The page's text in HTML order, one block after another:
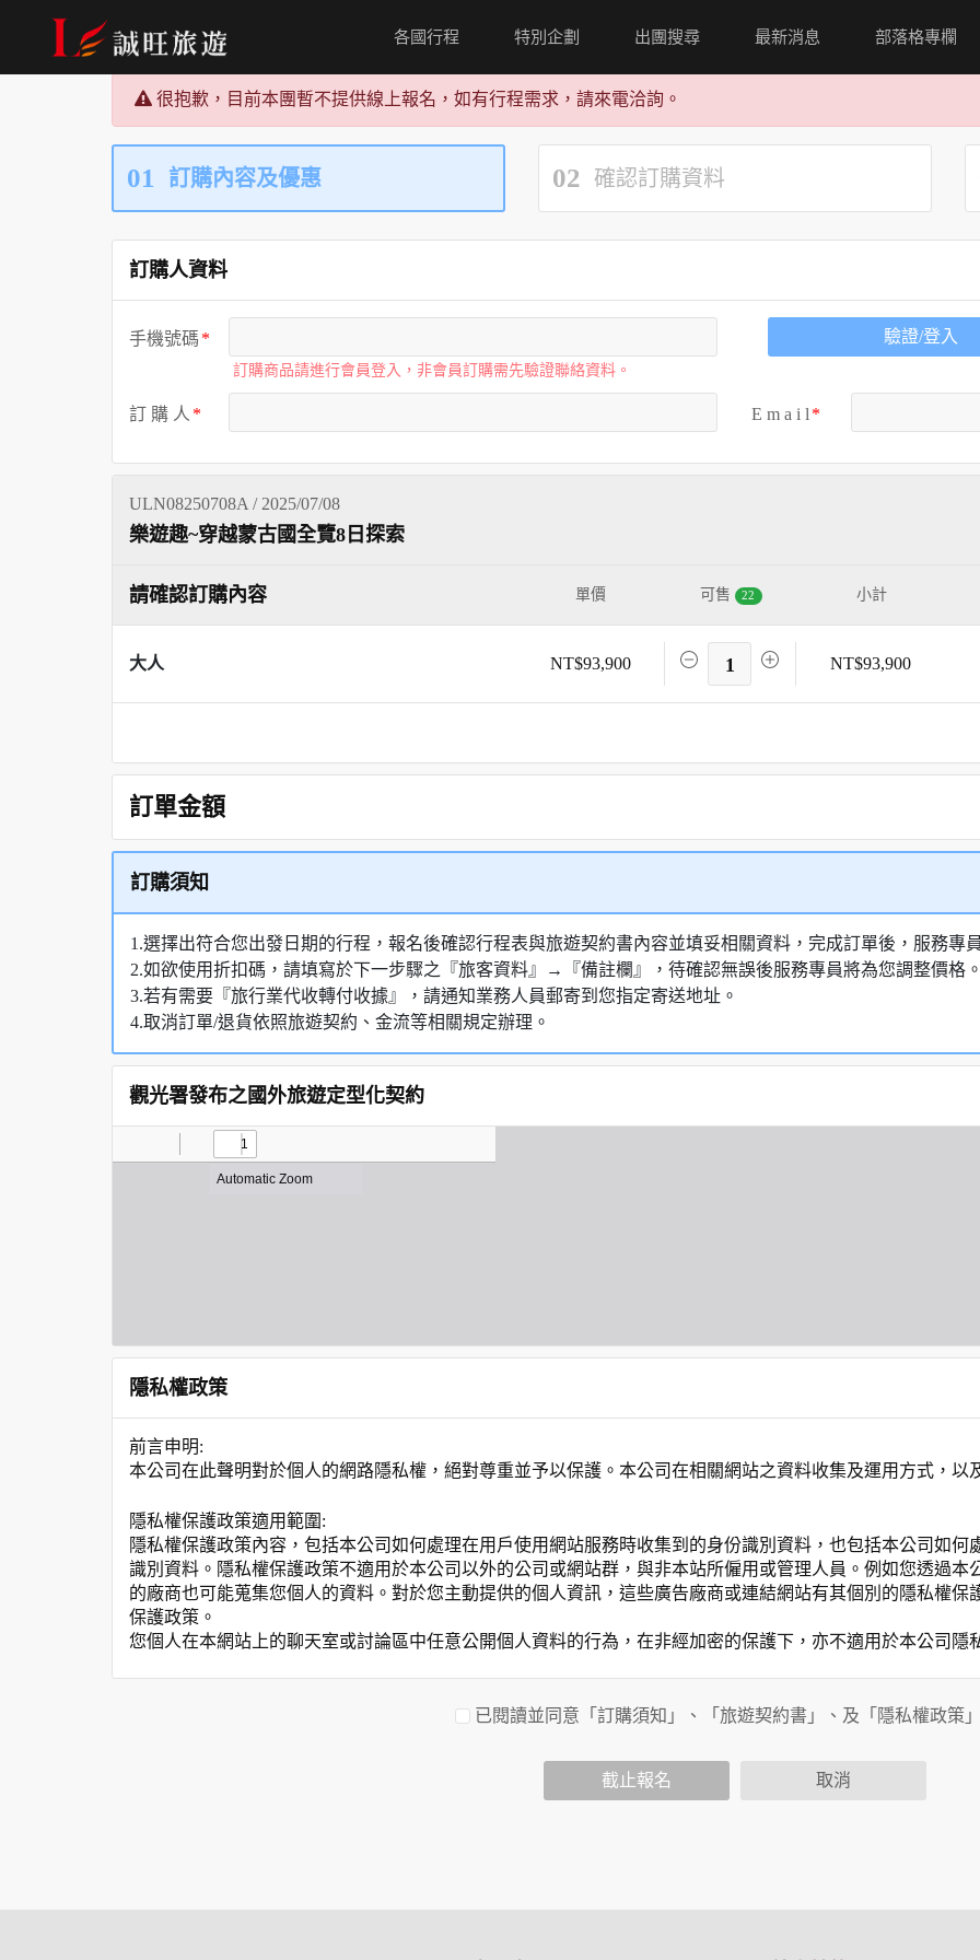
各國行程 特別企劃 出團搜尋 最新消息 部落格專欄
很抱歉，目前本團暫不提供線上報名，如有行程需求，請來電洽詢。
01 訂購內容及優惠 02 確認訂購資料
訂購人資料
手機號碼
訂購商品請進行會員登入，非會員訂購需先驗證聯絡資料。
驗證/登入
訂 購 人 E m a i l
ULN08250708A / 2025/07/08
樂遊趣~穿越蒙古國全覽8日探索
請確認訂購內容 單價 可售 22 小計
大人 NT$93,900 1 NT$93,900
訂單金額
訂購須知
1.選擇出符合您出發日期的行程，報名後確認行程表與旅遊契約書內容並填妥相關資料，完成訂單後，服務專
2.如欲使用折扣碼，請填寫於下一步驟之『旅客資料』→『備註欄』，待確認無誤後服務專員將為您調整價格
3.若有需要『旅行業代收轉付收據』，請通知業務人員郵寄到您指定寄送地址。
4.取消訂單/退貨依照旅遊契約、金流等相關規定辦理。
觀光署發布之國外旅遊定型化契約
隱私權政策
前言申明:
本公司在此聲明對於個人的網路隱私權，絕對尊重並予以保護。本公司在相關網站之資料收集及運用方式，以
隱私權保護政策適用範圍:
隱私權保護政策內容，包括本公司如何處理在用戶使用網站服務時收集到的身份識別資料，也包括本公司如
識別資料。隱私權保護政策不適用於本公司以外的公司或網站群，與非本站所僱用或管理人員。例如您透過
的廠商也可能蒐集您個人的資料。對於您主動提供的個人資訊，這些廣告廠商或連結網站有其個別的隱私權
保護政策。
您個人在本網站上的聊天室或討論區中任意公開個人資料的行為，在非經加密的保護下，亦不適用於本公司隱
為了在本網站提供您最佳的互動性服務，可能會請您提供相關個人的資料，其範圍如下：
於一般瀏覽時，伺服器會自行記錄相關行徑，包括您使用連線設備的 IP 位址、使用時間、使用的瀏覽器、瀏
登入使用我們的服務後，本網站即取得您的資料。
已閱讀並同意「訂購須知」、「旅遊契約書」、及「隱私權政策
截止報名 取消